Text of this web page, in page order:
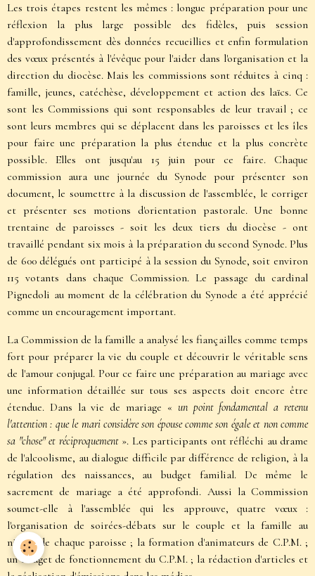
Les trois étapes restent les mêmes : longue préparation pour une
réflexion la plus large possible des fidèles, puis session
d'approfondissement dès données recueillies et enfin formulation
des vœux présentés à l'évêque pour l'aider dans l'organisation et la
direction du diocèse. Mais les commissions sont réduites à cinq :
famille, jeunes, catéchèse, développement et action des laïcs. Ce
sont les Commissions qui sont responsables de leur travail ; ce
sont leurs membres qui se déplacent dans les paroisses et les îles
pour faire une préparation la plus étendue et la plus concrète
possible. Elles ont jusqu'au 15 juin pour ce faire. Chaque
commission aura une journée du Synode pour présenter son
document, le soumettre à la discussion de l'assemblée, le corriger
et présenter ses motions d'orientation pastorale. Une bonne
trentaine de paroisses - soit les deux tiers du diocèse - ont
travaillé pendant six mois à la préparation du second Synode. Plus
de 600 délégués ont participé à la session du Synode, soit environ
115 votants dans chaque Commission. Le passage du cardinal
Pignedoli au moment de la célébration du Synode a été apprécié
comme un encouragement important.
La Commission de la famille a analysé les fiançailles comme temps
fort pour préparer la vie du couple et découvrir le véritable sens
de l'amour conjugal. Pour ce faire une préparation au mariage avec
une information détaillée sur tous ses aspects doit encore être
étendue. Dans la vie de mariage « un point fondamental a retenu
l'attention : que le mari considère son épouse comme son égale et non comme
sa "chose" et réciproquement ». Les participants ont réfléchi au drame
de l'alcoolisme, au dialogue difficile par différence de religion, à la
régulation des naissances, au budget familial. De même le
sacrement de mariage a été approfondi. Aussi la Commission
soumet-elle à l'assemblée qui les approuve, quatre vœux :
l'organisation de soirées-débats sur le couple et la famille au
niveau de chaque paroisse ; la formation d'animateurs de C.P.M. ;
un budget de fonctionnement du C.P.M. ; la rédaction d'articles et